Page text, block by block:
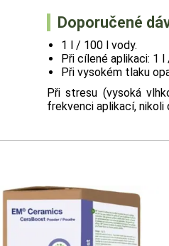
Doporučené
1 l / 100 l vody.
Při cílené aplikaci: 1 l
Při vysokém tlaku
Při stresu (vysoká
frekvenci aplikací, nikoli
o objemu 5 L